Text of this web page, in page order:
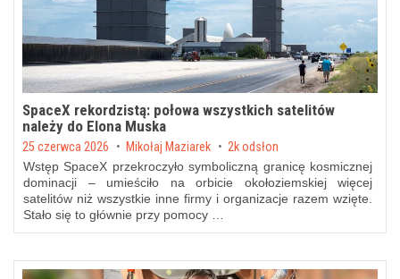
SpaceX rekordzistą: połowa wszystkich satelitów
należy do Elona Muska
Posted on
25 czerwca 2026 by Mikołaj Maziarek 2k odsłon
Wstęp SpaceX przekroczyło symboliczną granicę kosmicznej
dominacji – umieściło na orbicie okołoziemskiej więcej
satelitów niż wszystkie inne firmy i organizacje razem wzięte.
Stało się to głównie przy pomocy …